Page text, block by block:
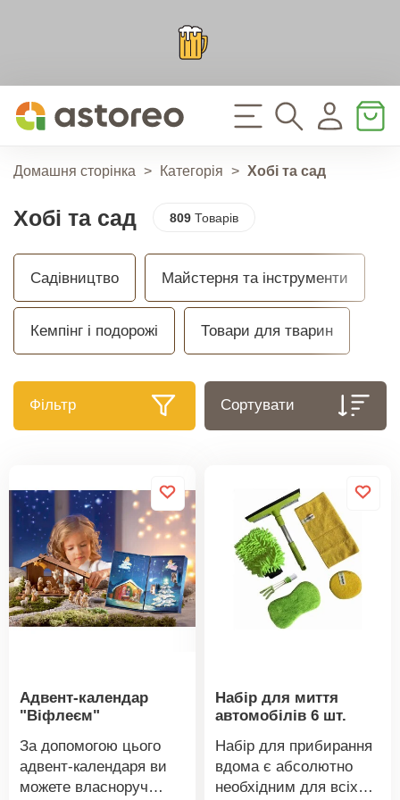
Домашня сторінка > Категорія > Хобі та сад
Хобі та сад 809Товарів
Садівництво Майстерня та інструменти
Кемпінг і подорожі Товари для тварин
Фільтр Сортувати
Адвент-календар
"Віфлеєм"
За допомогою цього
адвент-календаря ви
можете власноруч
Набір для миття
автомобілів 6 шт.
Набір для прибирання
вдома є абсолютно
необхідним для всіх